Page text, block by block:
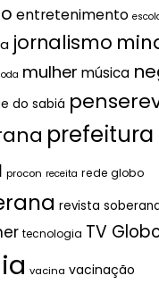
entretenimento
jornalismo
mulher música
do sabiá
prefeitura
procon receita rede globo
revista
tecnologia TV
vacina vacinação